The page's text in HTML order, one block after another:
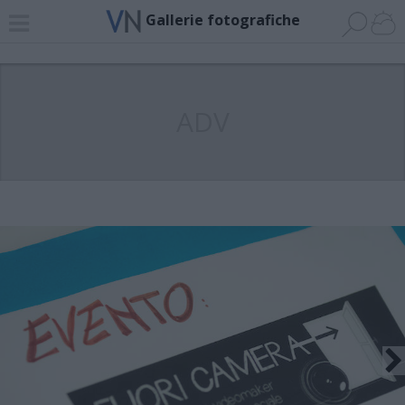
Gallerie fotografiche